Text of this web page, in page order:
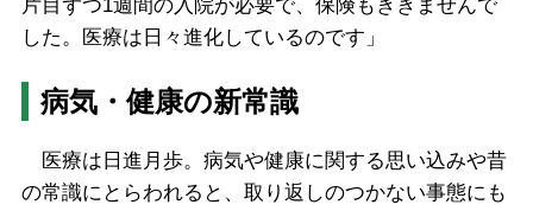
片目ずつ1週間の入院が必要で、保険もききませんで
した。医療は日々進化しているのです」
病気・健康の新常識
医療は日進月歩。病気や健康に関する思い込みや昔
の常識にとらわれると、取り返しのつかない事態にも